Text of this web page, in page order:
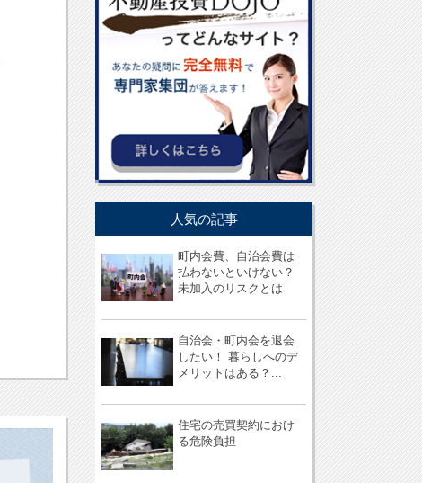
人気の記事
町内会費、自治会費は
払わないといけない？
未加入のリスクとは
自治会・町内会を退会
したい！ 暮らしへのデ
メリットはある？...
住宅の売買契約におけ
る危険負担